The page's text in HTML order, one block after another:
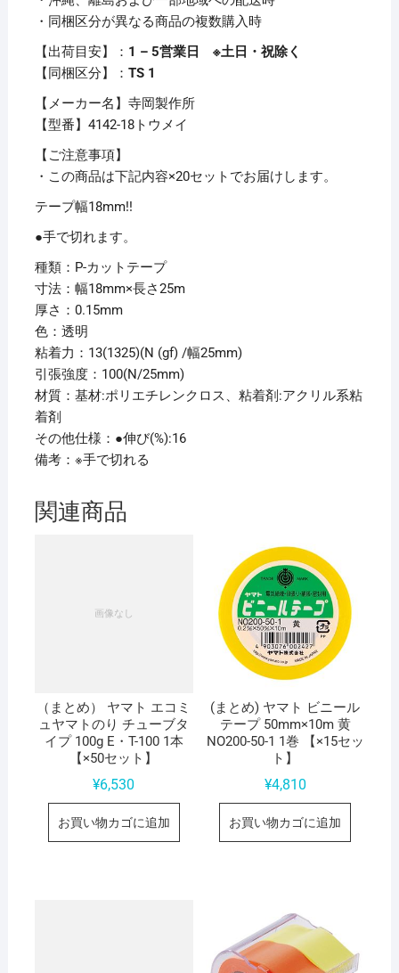
プ
18mm×25m
透
明
18
ト
ウ
メ
1
巻
【×20
セ
ッ
ト】
個
・同梱区分が異なる商品の複数購入時
【出荷目安】： 1 – 5営業日 ※土日・祝除く
【同梱区分】： TS 1
【メーカー名】寺岡製作所
【型番】4142-18トウメイ
【ご注意事項】
・この商品は下記内容×20セットでお届けします。
テープ幅18mm!!
●手で切れます。
種類：P-カットテープ
寸法：幅18mm×長さ25m
厚さ：0.15mm
色：透明
粘着力：13(1325)(N (gf) /幅25mm)
引張強度：100(N/25mm)
材質：基材:ポリエチレンクロス、粘着剤:アクリル系粘
着剤
その他仕様：●伸び(%):16
備考：※手で切れる
関連商品
（まとめ） ヤマト エコミ
ュヤマトのり チューブタ
イプ 100g E・T-100 1本
【×50セット】
¥6,530
お買い物カゴに追加
(まとめ) ヤマト ビニール
テープ 50mm×10m 黄
NO200-50-1 1巻 【×15セッ
ト】
¥4,810
お買い物カゴに追加